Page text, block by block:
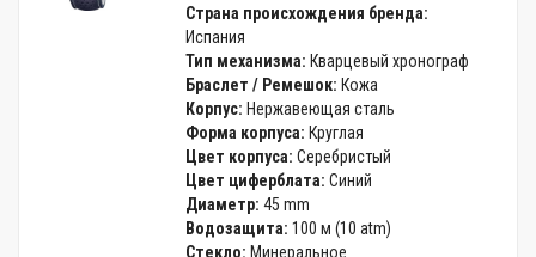
Страна происхождения бренда:
Испания
Тип механизма: Кварцевый хронограф
Браслет / Ремешок: Кожа
Корпус: Нержавеющая сталь
Форма корпуса: Круглая
Цвет корпуса: Серебристый
Цвет циферблата: Синий
Диаметр: 45 mm
Водозащита: 100 м (10 atm)
Стекло: Минеральное